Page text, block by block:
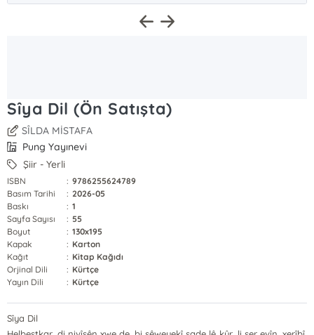
Sîya Dil (Ön Satışta)
SÎLDA MİSTAFA
Pung Yayınevi
Şiir - Yerli
ISBN : 9786255624789
Basım Tarihi
: 2026-05
Baskı
: 1
Sayfa Sayısı
: 55
Boyut
: 130x195
Kapak
: Karton
Kağıt
: Kitap Kağıdı
Orjinal Dili
: Kürtçe
Yayın Dili
: Kürtçe
Sîya Dil